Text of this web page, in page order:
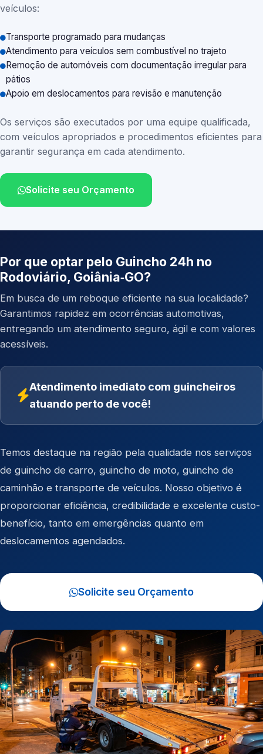
veículos:
Transporte programado para mudanças
Atendimento para veículos sem combustível no trajeto
Remoção de automóveis com documentação irregular para
pátios
Apoio em deslocamentos para revisão e manutenção
Os serviços são executados por uma equipe qualificada,
com veículos apropriados e procedimentos eficientes para
garantir segurança em cada atendimento.
Solicite seu Orçamento
Por que optar pelo Guincho 24h no
Rodoviário, Goiânia‑GO?
Em busca de um reboque eficiente na sua localidade?
Garantimos rapidez em ocorrências automotivas,
entregando um atendimento seguro, ágil e com valores
acessíveis.
Atendimento imediato com guincheiros
atuando perto de você!
Temos destaque na região pela qualidade nos serviços
de guincho de carro, guincho de moto, guincho de
caminhão e transporte de veículos. Nosso objetivo é
proporcionar eficiência, credibilidade e excelente custo-
benefício, tanto em emergências quanto em
deslocamentos agendados.
Solicite seu Orçamento